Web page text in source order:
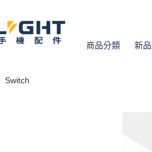
商品分類 新
Switch